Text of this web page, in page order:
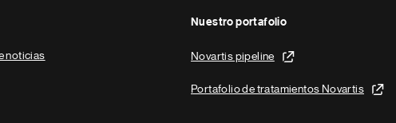
noticias
Nuestro portafolio
Novartis pipeline
Portafolio de tratamientos Novartis